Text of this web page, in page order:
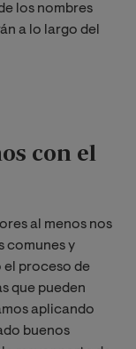
los nombres
a lo largo del
con el
al menos nos
comunes y
el proceso de
que pueden
aplicando
buenos